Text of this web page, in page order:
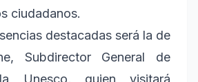
ciudadanos.
destacadas será la de
Subdirector General de
Unesco, quien visitará